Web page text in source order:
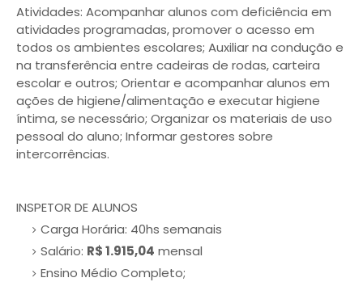
Atividades: Acompanhar alunos com deficiência em
atividades programadas, promover o acesso em
todos os ambientes escolares; Auxiliar na condução e
na transferência entre cadeiras de rodas, carteira
escolar e outros; Orientar e acompanhar alunos em
ações de higiene/alimentação e executar higiene
íntima, se necessário; Organizar os materiais de uso
pessoal do aluno; Informar gestores sobre
intercorrências.
INSPETOR DE ALUNOS
Carga Horária: 40hs semanais
Salário: R$ 1.915,04 mensal
Ensino Médio Completo;